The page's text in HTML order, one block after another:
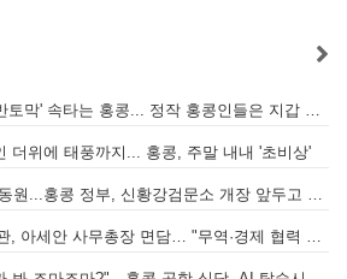
[홍콩뉴스] '관광객 지출 반토막' 속타는 홍콩... 정작 홍콩인들은 지갑 들고 해외로?
더위에 태풍까지... 홍콩, 주말 내내 '초비상'
[홍콩교통] 1,000명 대거 동원...홍콩 정부, 신황강검문소 개장 앞두고 실전 훈련 돌입
[홍콩경제 ] 존 리 행정장관, 아세안 사무총장 면담… "무역·경제 협력 한층 강화한다"